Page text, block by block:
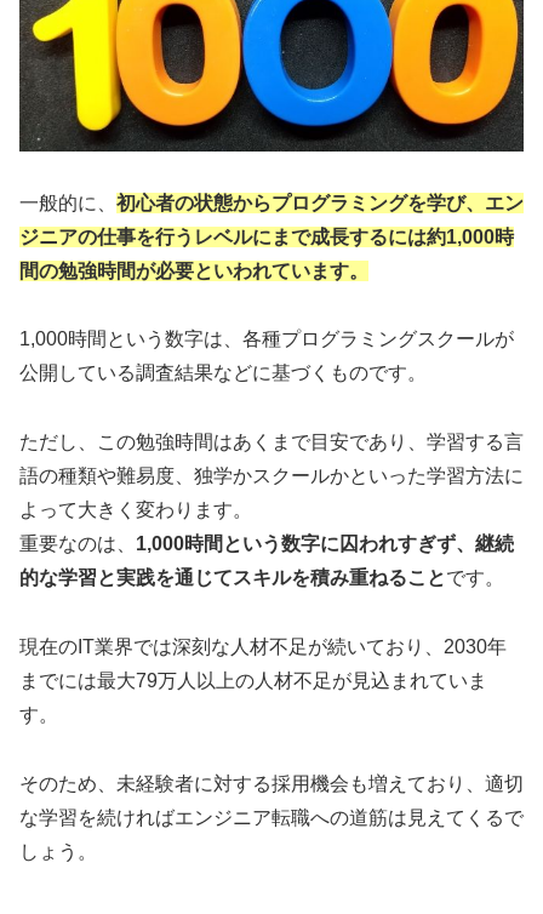
一般的に、 初心者の状態からプログラミングを学び、エン
ジニアの仕事を行うレベルにまで成長するには約1,000時
間の勉強時間が必要といわれています。
1,000時間という数字は、各種プログラミングスクールが
公開している調査結果などに基づくものです。
ただし、この勉強時間はあくまで目安であり、学習する言
語の種類や難易度、独学かスクールかといった学習方法に
よって大きく変わります。
重要なのは、 1,000時間という数字に囚われすぎず、継続
的な学習と実践を通じてスキルを積み重ねることです。
現在のIT業界では深刻な人材不足が続いており、2030年
までには最大79万人以上の人材不足が見込まれていま
す。
そのため、未経験者に対する採用機会も増えており、適切
な学習を続ければエンジニア転職への道筋は見えてくるで
しょう。